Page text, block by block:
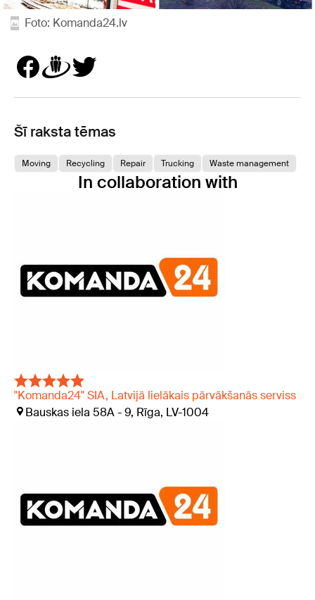
Foto: Komanda24.lv
Šī raksta tēmas
Moving Recycling Repair Trucking Waste management
In collaboration with
"Komanda24" SIA, Latvijā lielākais pārvākšanās serviss
Bauskas iela 58A - 9, Rīga, LV-1004